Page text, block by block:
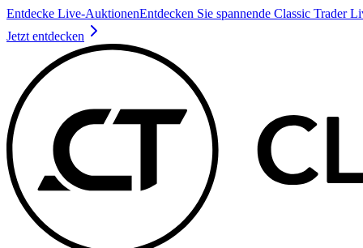
Entdecke Live-AuktionenEntdecken Sie spannende Classic Trader
Jetzt entdecken